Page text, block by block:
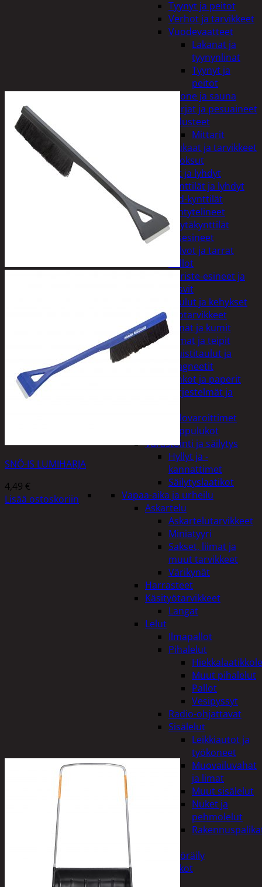
Tyynyt ja peitot
Verhot ja tarvikkeet
Vuodevaatteet
Lakanat ja
tyynynlinat
Tyynyt ja
peitot
Kylpyhuone ja sauna
Harjat ja pesuaineet
Kalusteet
Mittarit
Kiukaat ja tarvikkeet
Tuoksut
Kynttilät ja lyhdyt
Kynttilät ja lyhdyt
Led-kynttilät
Lyhtytelineet
Pöytäkynttilät
Sisustusesineet
Kalvot ja tarrat
Kellot
Koriste-esineet ja
kasvit
Taulut ja kehykset
Toimistotarvikkeet
Kynät ja kumit
Liimat ja teipit
Muistitaulut ja
magneetit
Vihkot ja paperit
Turvajärjestelmät ja
Palovaroittimet
Riippulukot
Varastointi ja säilytys
Hyllyt ja -
kannattimet
Säilytyslaatikot
Vapaa-aika ja urheilu
Askartelu
Askartelutarvikkeet
Miniatyyri
Sakset, liimat ja
muut tarvikkeet
Värikynät
Harrasteet
Käsityötarvikkeet
Langat
Lelut
Ilmapallot
Pihalelut
Muut pihalelut
Pallot
Vesipyssyt
Radio-ohjattavat
Sisälelut
Leikkiautot ja
työkoneet
Muovailuvahat
ja limat
Muut sisälelut
Nuket ja
pehmolelut
Polkupyöräily
Lukot
SNÖ-IS LUMIHARJA
4,49 €
Lisää ostoskoriin